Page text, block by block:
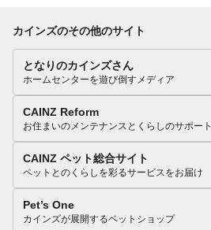
カインズのその他のサイト
となりのカインズさん
ホームセンターを遊び倒すメディア
CAINZ Reform
お住まいのメンテナンスとくらしのサポート
CAINZ ペット総合サイト
ペットとのくらしを彩るサービスをお届け
Pet’s One
カインズが展開するペットショップ